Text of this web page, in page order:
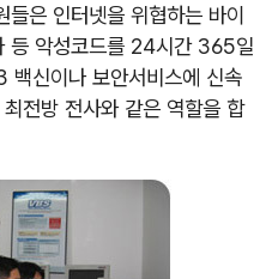
은 인터넷을 위협하는 바이
등 악성코드를 24시간 365일
백신이나 보안서비스에 신속
전방 전사와 같은 역할을 합